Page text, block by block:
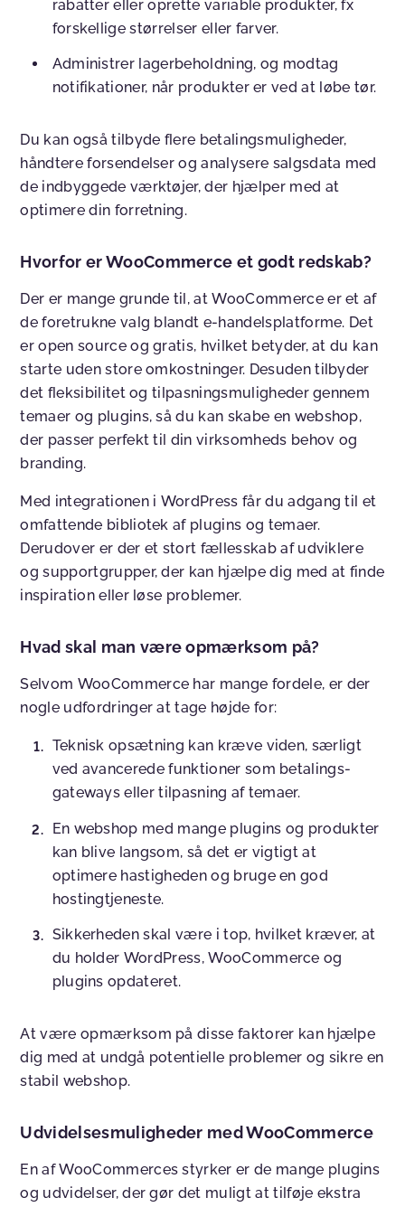
rabatter eller oprette variable produkter, fx
forskellige størrelser eller farver.
Administrer lagerbeholdning, og modtag
notifikationer, når produkter er ved at løbe tør.
Du kan også tilbyde flere betalingsmuligheder,
håndtere forsendelser og analysere salgsdata med
de indbyggede værktøjer, der hjælper med at
optimere din forretning.
Hvorfor er WooCommerce et godt redskab?
Der er mange grunde til, at WooCommerce er et af
de foretrukne valg blandt e-handelsplatforme. Det
er open source og gratis, hvilket betyder, at du kan
starte uden store omkostninger. Desuden tilbyder
det fleksibilitet og tilpasningsmuligheder gennem
temaer og plugins, så du kan skabe en webshop,
der passer perfekt til din virksomheds behov og
branding.
Med integrationen i WordPress får du adgang til et
omfattende bibliotek af plugins og temaer.
Derudover er der et stort fællesskab af udviklere
og supportgrupper, der kan hjælpe dig med at finde
inspiration eller løse problemer.
Hvad skal man være opmærksom på?
Selvom WooCommerce har mange fordele, er der
nogle udfordringer at tage højde for:
Teknisk opsætning kan kræve viden, særligt
ved avancerede funktioner som betalings-
gateways eller tilpasning af temaer.
En webshop med mange plugins og produkter
kan blive langsom, så det er vigtigt at
optimere hastigheden og bruge en god
hostingtjeneste.
Sikkerheden skal være i top, hvilket kræver, at
du holder WordPress, WooCommerce og
plugins opdateret.
At være opmærksom på disse faktorer kan hjælpe
dig med at undgå potentielle problemer og sikre en
stabil webshop.
Udvidelsesmuligheder med WooCommerce
En af WooCommerces styrker er de mange plugins
og udvidelser, der gør det muligt at tilføje ekstra